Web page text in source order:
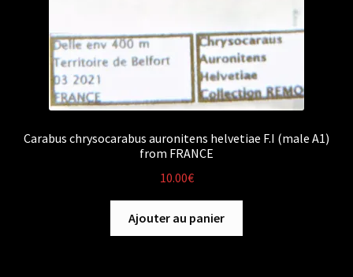
Carabus chrysocarabus auronitens helvetiae F.I (male A1)
from FRANCE
10.00€
Ajouter au panier